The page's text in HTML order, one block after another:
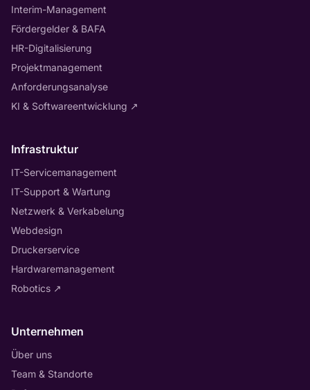
Interim-Management
Fördergelder & BAFA
HR-Digitalisierung
Projektmanagement
Anforderungsanalyse
KI & Softwareentwicklung ↗
Infrastruktur
IT-Servicemanagement
IT-Support & Wartung
Netzwerk & Verkabelung
Webdesign
Druckerservice
Hardwaremanagement
Robotics ↗
Unternehmen
Über uns
Team & Standorte